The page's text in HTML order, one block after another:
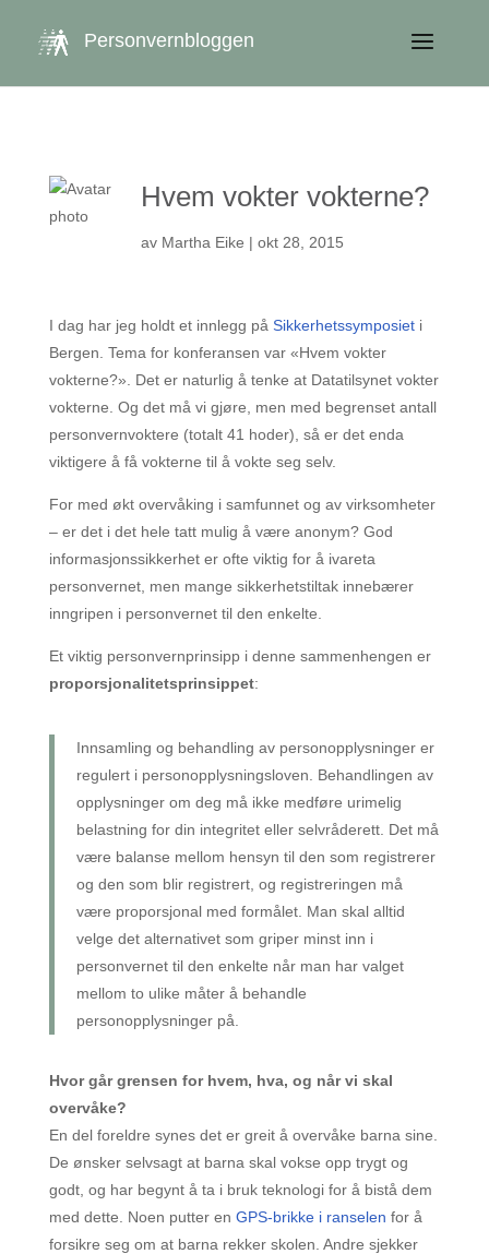
Personvernbloggen
Hvem vokter vokterne?
av Martha Eike | okt 28, 2015
I dag har jeg holdt et innlegg på Sikkerhetssymposieti
Bergen. Tema for konferansen var «Hvem vokter
vokterne?». Det er naturlig å tenke at Datatilsynet vokter
vokterne. Og det må vi gjøre, men med begrenset antall
personvernvoktere (totalt 41 hoder), så er det enda
viktigere å få vokterne til å vokte seg selv.
For med økt overvåking i samfunnet og av virksomheter
– er det i det hele tatt mulig å være anonym? God
informasjonssikkerhet er ofte viktig for å ivareta
personvernet, men mange sikkerhetstiltak innebærer
inngripen i personvernet til den enkelte.
Et viktig personvernprinsipp i denne sammenhengen er
proporsjonalitetsprinsippet:
Innsamling og behandling av personopplysninger er
regulert i personopplysningsloven. Behandlingen av
opplysninger om deg må ikke medføre urimelig
belastning for din integritet eller selvråderett. Det må
være balanse mellom hensyn til den som registrerer
og den som blir registrert, og registreringen må
være proporsjonal med formålet. Man skal alltid
velge det alternativet som griper minst inn i
personvernet til den enkelte når man har valget
mellom to ulike måter å behandle
personopplysninger på.
Hvor går grensen for hvem, hva, og når vi skal
overvåke?
En del foreldre synes det er greit å overvåke barna sine.
De ønsker selvsagt at barna skal vokse opp trygt og
godt, og har begynt å ta i bruk teknologi for å bistå dem
med dette. Noen putter en GPS-brikke i ranselen for å
forsikre seg om at barna rekker skolen. Andre sjekker